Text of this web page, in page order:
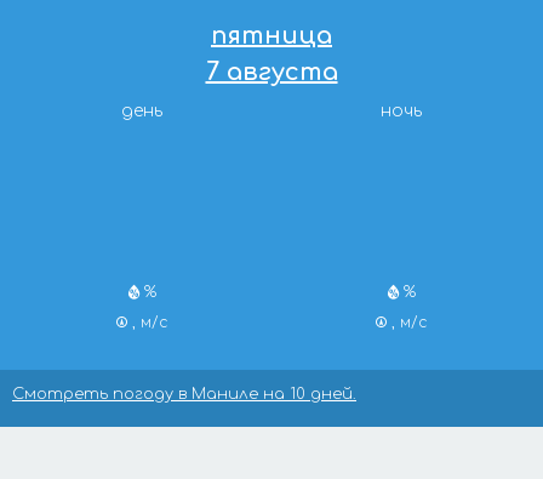
пятница
7 августа
день
%
, м/с
ночь
%
, м/с
Смотреть погоду в Маниле на 10 дней.